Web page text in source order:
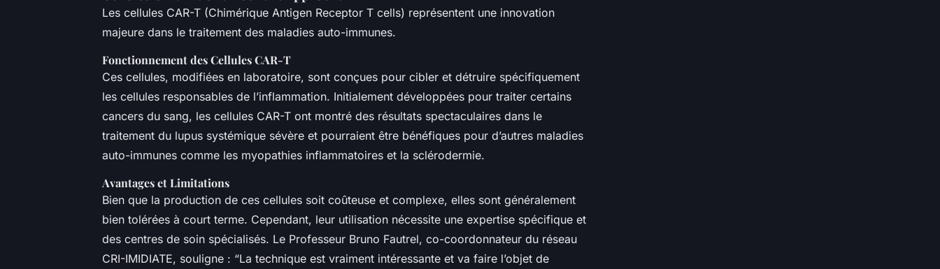
Les cellules CAR-T (Chimérique Antigen Receptor T cells) représentent une innovation
majeure dans le traitement des maladies auto-immunes.
Fonctionnement des Cellules CAR-T
Ces cellules, modifiées en laboratoire, sont conçues pour cibler et détruire spécifiquement
les cellules responsables de l’inflammation. Initialement développées pour traiter certains
cancers du sang, les cellules CAR-T ont montré des résultats spectaculaires dans le
traitement du lupus systémique sévère et pourraient être bénéfiques pour d’autres maladies
auto-immunes comme les myopathies inflammatoires et la sclérodermie.
Avantages et Limitations
Bien que la production de ces cellules soit coûteuse et complexe, elles sont généralement
bien tolérées à court terme. Cependant, leur utilisation nécessite une expertise spécifique et
des centres de soin spécialisés. Le Professeur Bruno Fautrel, co-coordonnateur du réseau
CRI-IMIDIATE, souligne : “La technique est vraiment intéressante et va faire l’objet de